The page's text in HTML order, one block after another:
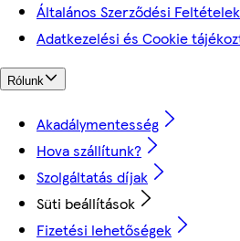
Általános Szerződési Feltételek
Adatkezelési és Cookie
Rólunk
Akadálymentesség
Hova szállítunk?
Szolgáltatás díjak
Süti beállítások
Fizetési lehetőségek